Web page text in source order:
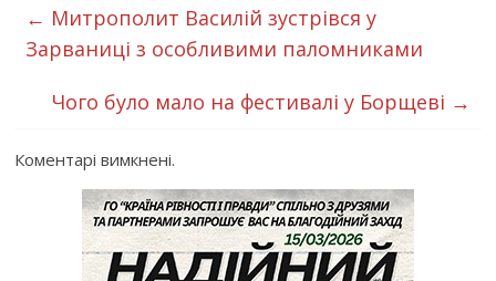
← Митрополит Василій зустрівся у
Зарваниці з особливими паломниками
Чого було мало на фестивалі у Борщеві →
Коментарі вимкнені.